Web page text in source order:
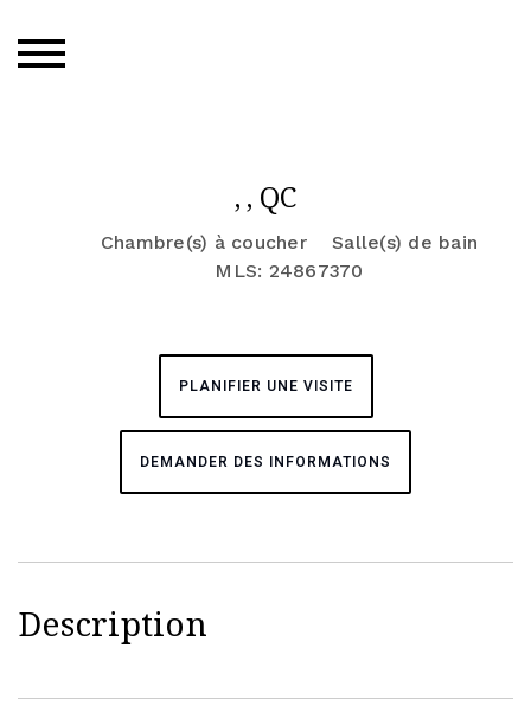
, , QC
Chambre(s) à coucher
Salle(s) de bain
MLS: 24867370
PLANIFIER UNE VISITE
DEMANDER DES INFORMATIONS
Description